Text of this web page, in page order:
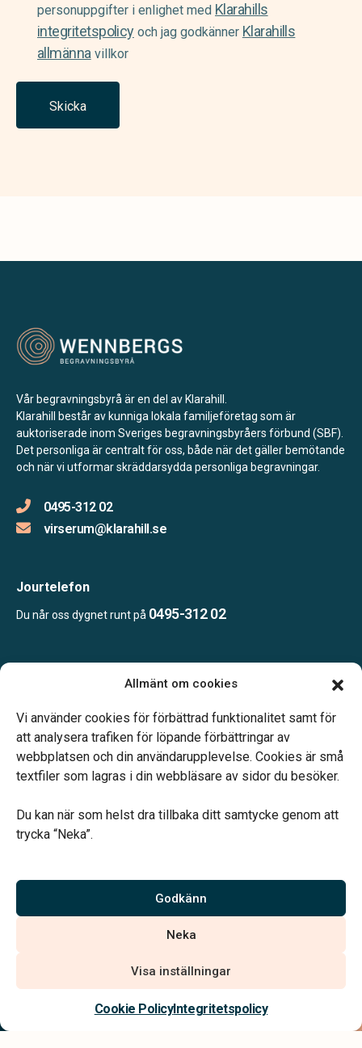
Allmänt om cookies
Vi använder cookies för förbättrad funktionalitet samt för
att analysera trafiken för löpande förbättringar av
webbplatsen och din användarupplevelse. Cookies är små
textfiler som lagras i din webbläsare av sidor du besöker.
Du kan när som helst dra tillbaka ditt samtycke genom att
trycka “Neka”.
Godkänn
Neka
Visa inställningar
Cookie PolicyIntegritetspolicy
(Required)
personuppgifter i enlighet med Klarahills
integritetspolicyoch jag godkänner Klarahills
allmännavillkor
Skicka
Kontakta oss
Vår begravningsbyrå är en del av Klarahill.
Klarahill består av kunniga lokala familjeföretag som är
auktoriserade inom Sveriges begravningsbyråers förbund (SBF).
Det personliga är centralt för oss, både när det gäller bemötande
och när vi utformar skräddarsydda personliga begravningar.
0495-312 02
virserum@klarahill.se
Jourtelefon
Du når oss dygnet runt på 0495-312 02
Telefonjour dygnet runt.
Vårt systerbolag Verahill hjälper dig med familjejuridiken –
Vi är auktoriserade av Sveriges Begravningsbyråers Förbund och
har högt ställda krav på utbildning, kvalitet, miljö och arbetsmiljö.